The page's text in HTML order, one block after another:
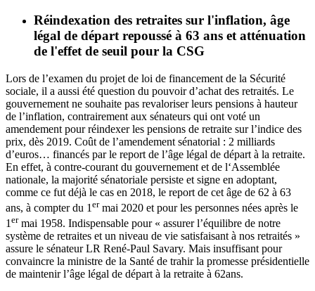
Réindexation des retraites sur l'inflation, âge
légal de départ repoussé à 63 ans et atténuation
de l'effet de seuil pour la CSG
Lors de l’examen du projet de loi de financement de la Sécurité
sociale, il a aussi été question du pouvoir d’achat des retraités. Le
gouvernement ne souhaite pas revaloriser leurs pensions à hauteur
de l’inflation, contrairement aux sénateurs qui ont voté un
amendement pourréindexer les pensions de retraite sur l’indice des
prix, dès 2019. Coût de l’amendement sénatorial : 2 milliards
d’euros… financés par le report de l’âge légal de départ à la retraite.
En effet, à contre-courant du gouvernement et de l‘Assemblée
nationale, la majorité sénatoriale persiste et signe en adoptant,
comme ce fut déjà le cas en 2018, le report de cet âge de 62 à 63
ans, à compter du 1 ermai 2020 et pour les personnes nées après le
1 ermai 1958. Indispensable pour « assurer l’équilibre de notre
système de retraites et un niveau de vie satisfaisant à nos retraités »
assure le sénateur LR René-Paul Savary. Mais insuffisant pour
convaincre la ministre de la Santé de trahir la promesse présidentielle
de maintenir l’âge légal de départ à la retraite à 62ans.